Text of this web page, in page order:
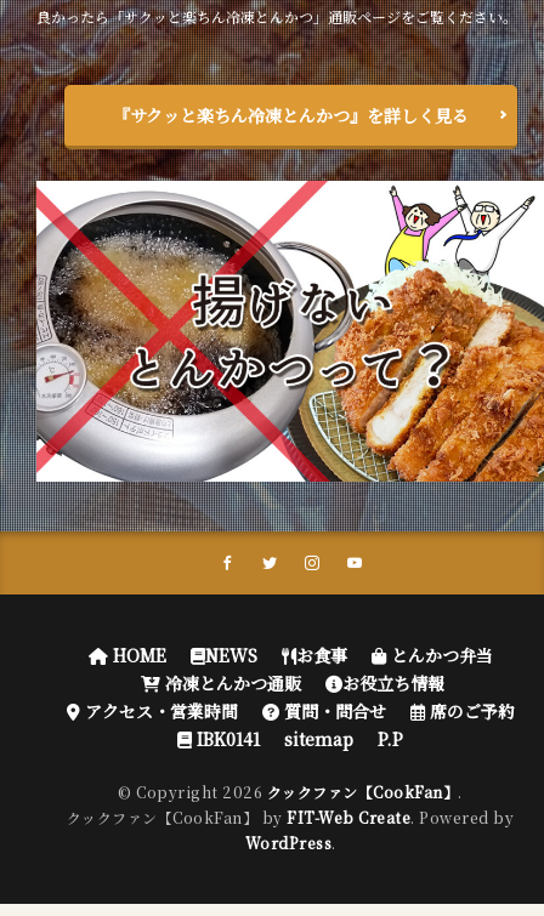
良かったら「サクッと楽ちん冷凍とんかつ」通販ページをご覧ください。
『サクッと楽ちん冷凍とんかつ』を詳しく見る
HOME NEWS お食事
とんかつ弁当
冷凍とんかつ通販
お役立ち情報
アクセス・営業時間
質問・問合せ
席のご予約
IBK0141
sitemap P.P
© Copyright 2026 クックファン【CookFan】 .
クックファン【CookFan】 byFIT-Web Create. Powered by
WordPress.